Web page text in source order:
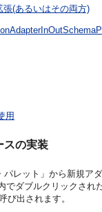
(あるいはその両方)
用
スの実装
レット」から新規ア
でダブルクリックされ
び出されます。